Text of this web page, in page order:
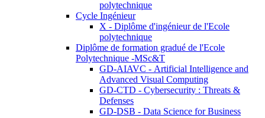
polytechnique
Cycle Ingénieur
X - Diplôme d'ingénieur de l'Ecole
polytechnique
Diplôme de formation gradué de l'Ecole
Polytechnique -MSc&T
GD-AIAVC - Artificial Intelligence and
Advanced Visual Computing
GD-CTD - Cybersecurity : Threats &
Defenses
GD-DSB - Data Science for Business